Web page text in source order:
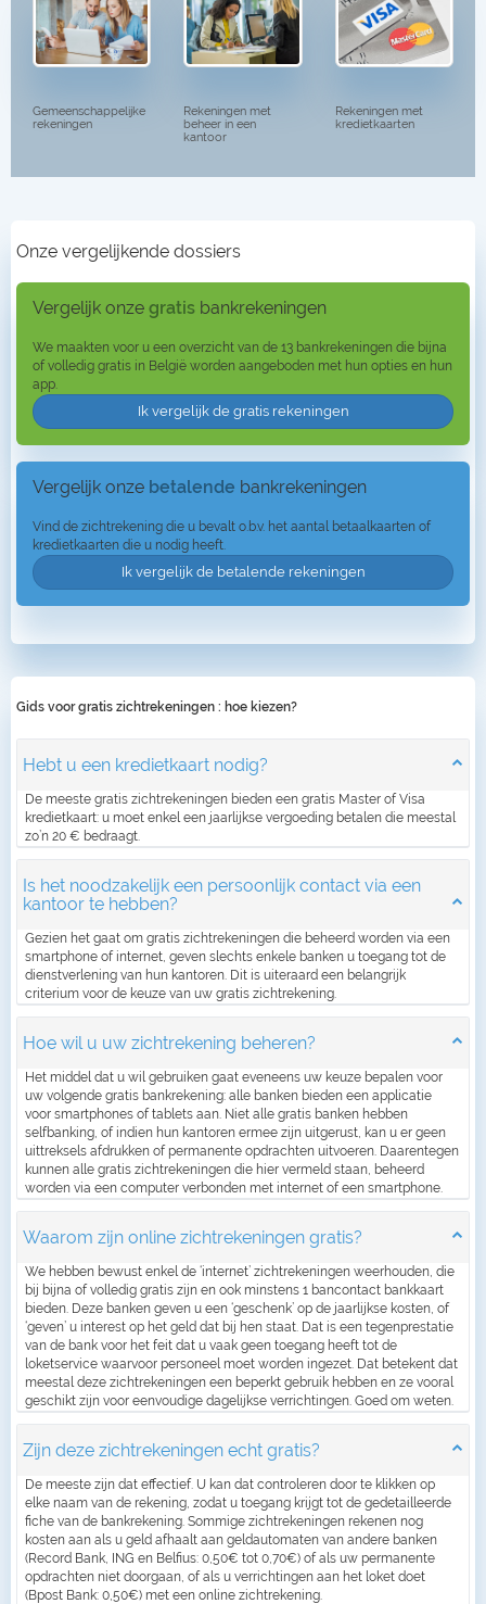
Gemeenschappelijke
rekeningen
Rekeningen met
beheer in een
kantoor
Rekeningen met
kredietkaarten
Onze vergelijkende dossiers
Vergelijk onze gratis bankrekeningen
We maakten voor u een overzicht van de 13 bankrekeningen die bijna
of volledig gratis in België worden aangeboden met hun opties en hun
app.
Ik vergelijk de gratis rekeningen
Vergelijk onze betalende bankrekeningen
Vind de zichtrekening die u bevalt o.b.v. het aantal betaalkaarten of
kredietkaarten die u nodig heeft.
Ik vergelijk de betalende rekeningen
Gids voor gratis zichtrekeningen : hoe kiezen?
Hebt u een kredietkaart nodig?
De meeste gratis zichtrekeningen bieden een gratis Master of Visa
kredietkaart: u moet enkel een jaarlijkse vergoeding betalen die meestal
zo’n 20 € bedraagt.
Is het noodzakelijk een persoonlijk contact via een
kantoor te hebben?
Gezien het gaat om gratis zichtrekeningen die beheerd worden via een
smartphone of internet, geven slechts enkele banken u toegang tot de
dienstverlening van hun kantoren. Dit is uiteraard een belangrijk
criterium voor de keuze van uw gratis zichtrekening.
Hoe wil u uw zichtrekening beheren?
Het middel dat u wil gebruiken gaat eveneens uw keuze bepalen voor
uw volgende gratis bankrekening: alle banken bieden een applicatie
voor smartphones of tablets aan. Niet alle gratis banken hebben
selfbanking, of indien hun kantoren ermee zijn uitgerust, kan u er geen
uittreksels afdrukken of permanente opdrachten uitvoeren. Daarentegen
kunnen alle gratis zichtrekeningen die hier vermeld staan, beheerd
worden via een computer verbonden met internet of een smartphone.
Waarom zijn online zichtrekeningen gratis?
We hebben bewust enkel de ‘internet’ zichtrekeningen weerhouden, die
bij bijna of volledig gratis zijn en ook minstens 1 bancontact bankkaart
bieden. Deze banken geven u een ‘geschenk’ op de jaarlijkse kosten, of
‘geven’ u interest op het geld dat bij hen staat. Dat is een tegenprestatie
van de bank voor het feit dat u vaak geen toegang heeft tot de
loketservice waarvoor personeel moet worden ingezet. Dat betekent dat
meestal deze zichtrekeningen een beperkt gebruik hebben en ze vooral
geschikt zijn voor eenvoudige dagelijkse verrichtingen. Goed om weten.
Zijn deze zichtrekeningen echt gratis?
De meeste zijn dat effectief. U kan dat controleren door te klikken op
elke naam van de rekening, zodat u toegang krijgt tot de gedetailleerde
fiche van de bankrekening. Sommige zichtrekeningen rekenen nog
kosten aan als u geld afhaalt aan geldautomaten van andere banken
(Record Bank, ING en Belfius: 0,50€ tot 0,70€) of als uw permanente
opdrachten niet doorgaan, of als u verrichtingen aan het loket doet
(Bpost Bank: 0,50€) met een online zichtrekening.